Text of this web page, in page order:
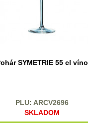
SYMETRIE 55 cl víno
PLU: ARCV2696
SKLADOM